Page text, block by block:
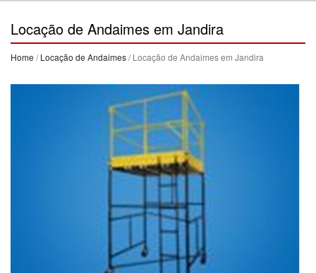
Locação de Andaimes em Jandira
Home /Locação de Andaimes/ Locação de Andaimes em Jandira